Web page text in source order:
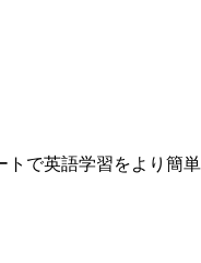
トで英語学習をより簡単